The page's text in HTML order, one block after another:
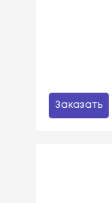
Заказать